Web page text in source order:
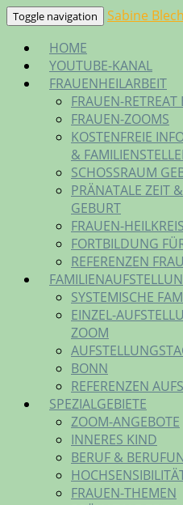
Skip
content
Toggle navigation
Sabine
HOME
YOUTUBE-KANAL
FRAUENHEILARBEIT
FRAUEN-
FRAUEN-ZOOMS
KOSTENFREIE
&
SCHOSSRAUM
PRÄNATALE ZEIT
GEBURT
FRAUEN-
FORTBILDUNG
REFERENZEN
SYSTEMISCHE
EINZEL-
ZOOM
BONN
REFERENZEN
SPEZIALGEBIETE
ZOOM-ANGEBOTE
INNERES KIND
BERUF &
FRAUEN-THEMEN